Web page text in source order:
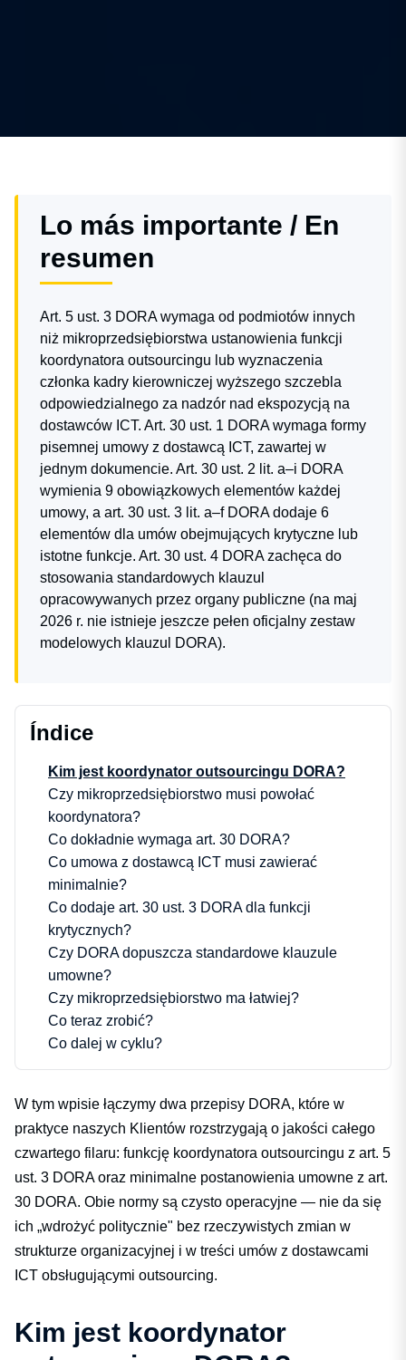
Lo más importante / En
resumen
Art. 5 ust. 3 DORA wymaga od podmiotów innych
niż mikroprzedsiębiorstwa ustanowienia funkcji
koordynatora outsourcingu lub wyznaczenia
członka kadry kierowniczej wyższego szczebla
odpowiedzialnego za nadzór nad ekspozycją na
dostawców ICT. Art. 30 ust. 1 DORA wymaga formy
pisemnej umowy z dostawcą ICT, zawartej w
jednym dokumencie. Art. 30 ust. 2 lit. a–i DORA
wymienia 9 obowiązkowych elementów każdej
umowy, a art. 30 ust. 3 lit. a–f DORA dodaje 6
elementów dla umów obejmujących krytyczne lub
istotne funkcje. Art. 30 ust. 4 DORA zachęca do
stosowania standardowych klauzul
opracowywanych przez organy publiczne (na maj
2026 r. nie istnieje jeszcze pełen oficjalny zestaw
modelowych klauzul DORA).
Índice
Kim jest koordynator outsourcingu DORA?
Czy mikroprzedsiębiorstwo musi powołać
koordynatora?
Co dokładnie wymaga art. 30 DORA?
Co umowa z dostawcą ICT musi zawierać
minimalnie?
Co dodaje art. 30 ust. 3 DORA dla funkcji
krytycznych?
Czy DORA dopuszcza standardowe klauzule
umowne?
Czy mikroprzedsiębiorstwo ma łatwiej?
Co teraz zrobić?
Co dalej w cyklu?
W tym wpisie łączymy dwa przepisy DORA, które w
praktyce naszych Klientów rozstrzygają o jakości całego
czwartego filaru: funkcję koordynatora outsourcingu z art. 5
ust. 3 DORA oraz minimalne postanowienia umowne z art.
30 DORA. Obie normy są czysto operacyjne — nie da się
ich „wdrożyć politycznie" bez rzeczywistych zmian w
strukturze organizacyjnej i w treści umów z dostawcami
ICT obsługującymi outsourcing.
Kim jest koordynator